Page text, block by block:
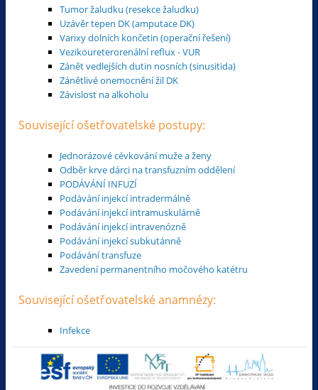
Tumor žaludku (resekce žaludku)
Uzávěr tepen DK (amputace DK)
Varixy dolních končetin (operační řešení)
Vezikoureterorenální reflux - VUR
Zánět vedlejších dutin nosních (sinusitida)
Zánětlivé onemocnění žil DK
Závislost na alkoholu
Související ošetřovatelské postupy:
Jednorázové cévkování muže a ženy
Odběr krve dárci na transfuzním oddělení
PODÁVÁNÍ INFUZÍ
Podávání injekcí intradermálně
Podávání injekcí intramuskulárně
Podávání injekcí intravenózně
Podávání injekcí subkutánně
Podávání transfuze
Zavedení permanentního močového katétru
Související ošetřovatelské anamnézy:
Infekce